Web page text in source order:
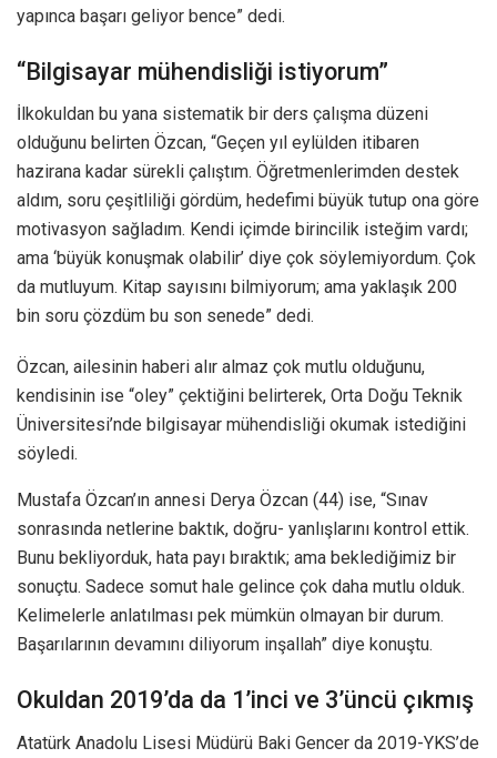
yapınca başarı geliyor bence” dedi.
“Bilgisayar mühendisliği istiyorum”
İlkokuldan bu yana sistematik bir ders çalışma düzeni
olduğunu belirten Özcan, “Geçen yıl eylülden itibaren
hazirana kadar sürekli çalıştım. Öğretmenlerimden destek
aldım, soru çeşitliliği gördüm, hedefimi büyük tutup ona göre
motivasyon sağladım. Kendi içimde birincilik isteğim vardı;
ama ‘büyük konuşmak olabilir’ diye çok söylemiyordum. Çok
da mutluyum. Kitap sayısını bilmiyorum; ama yaklaşık 200
bin soru çözdüm bu son senede” dedi.
Özcan, ailesinin haberi alır almaz çok mutlu olduğunu,
kendisinin ise “oley” çektiğini belirterek, Orta Doğu Teknik
Üniversitesi’nde bilgisayar mühendisliği okumak istediğini
söyledi.
Mustafa Özcan’ın annesi Derya Özcan (44) ise, “Sınav
sonrasında netlerine baktık, doğru- yanlışlarını kontrol ettik.
Bunu bekliyorduk, hata payı bıraktık; ama beklediğimiz bir
sonuçtu. Sadece somut hale gelince çok daha mutlu olduk.
Kelimelerle anlatılması pek mümkün olmayan bir durum.
Başarılarının devamını diliyorum inşallah” diye konuştu.
Okuldan 2019’da da 1’inci ve 3’üncü çıkmış
Atatürk Anadolu Lisesi Müdürü Baki Gencer da 2019-YKS’de